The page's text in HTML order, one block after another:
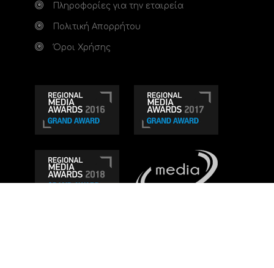
Πληροφορίες για την εταιρεία
Πολιτική Απορρήτου
Όροι Χρήσης